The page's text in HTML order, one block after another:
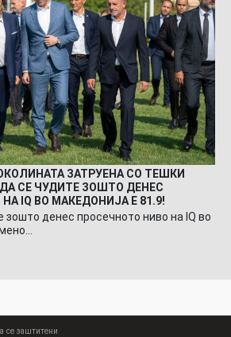
ЗАТРУЕНА СО ТЕШКИ
СЕ ЧУДИТЕ ЗОШТО ДЕНЕС
IQ ВО МАКЕДОНИЈА Е 81.9!
зошто денес просечното ниво на IQ во
се заштитени